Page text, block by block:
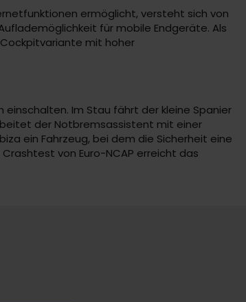
ermöglicht, versteht sich von
für mobile Endgeräte. Als
mit hoher
einschalten. Im Stau fährt der kleine Spanier
der Notbremsassistent mit einer
ein Fahrzeug, bei dem die Sicherheit eine
von Euro-NCAP erreicht das